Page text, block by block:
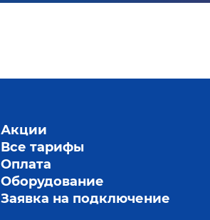
Акции
Все тарифы
Оплата
Оборудование
Заявка на подключение